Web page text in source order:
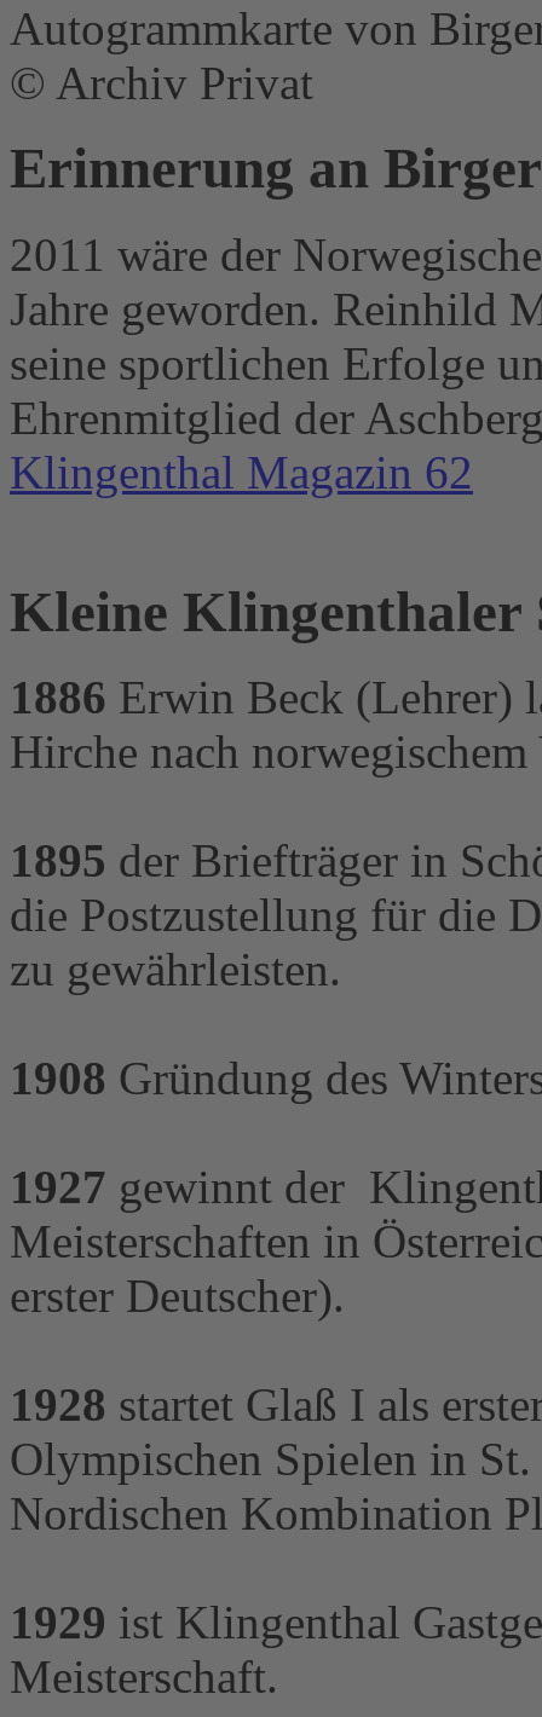
Autogrammkarte von
© Archiv Privat
Erinnerung an
2011 wäre der
Jahre geworden. Reinhild
seine sportlichen Erfolge
Ehrenmitglied der
Klingenthal Magazin 62
Kleine Klingenthaler
1886 Erwin Beck (Lehrer)
Hirche nach
1895 der Briefträger in
die Postzustellung für die
zu gewährleisten.
1908 Gründung des
1927 gewinnt der
Meisterschaften in
erster Deutscher).
1928 startet Glaß I als
Olympischen Spielen in
Nordischen Kombination
1929 ist Klingenthal
Meisterschaft.